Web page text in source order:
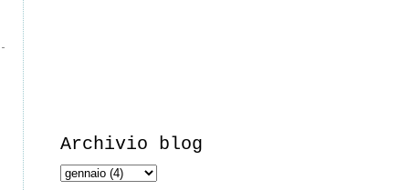
Archivio blog